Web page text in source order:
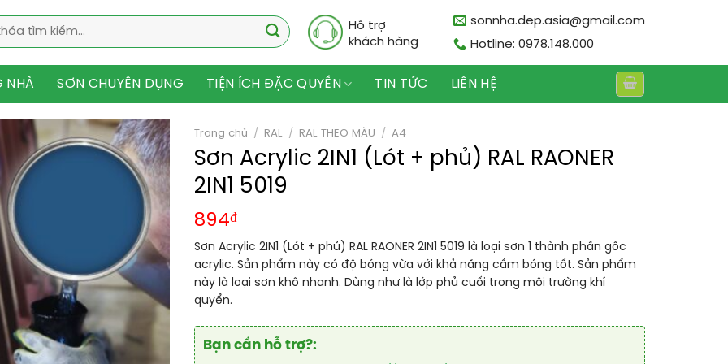
Hỗ trợ
khách hàng
sonnha.dep.asia@gmail.com
Hotline: 0978.148.000
NHÀ SƠN CHUYÊN DỤNG TIỆN ÍCH ĐẶC QUYỀN TIN TỨC LIÊN HỆ
Trang chủ / RAL / RAL THEO MÀU / A4
Sơn Acrylic 2IN1 (Lót + phủ) RAL RAONER
2IN1 5019
894₫
Sơn Acrylic 2IN1 (Lót + phủ) RAL RAONER 2IN1 5019 là loại sơn 1 thành phần gốc
acrylic. Sản phẩm này có độ bóng vừa với khả năng cầm bóng tốt. Sản phẩm
này là loại sơn khô nhanh. Dùng như là lớp phủ cuối trong môi trường khí
quyển.
Bạn cần hỗ trợ?: